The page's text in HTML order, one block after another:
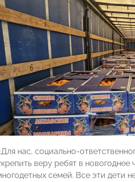
нас, социально-
веру ребят в
семей. Все эти дети